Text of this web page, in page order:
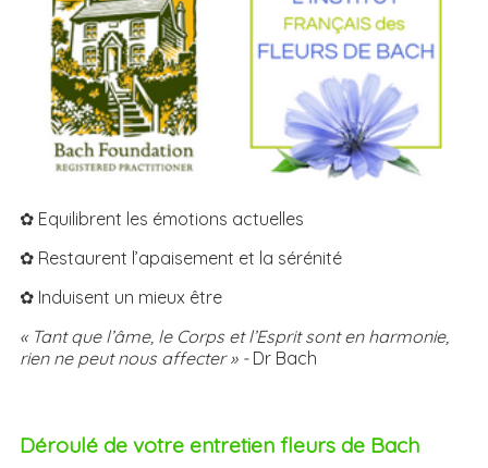
✿ Equilibrent les émotions actuelles
✿ Restaurent l’apaisement et la sérénité
✿ Induisent un mieux être
« Tant que l’âme, le Corps et l’Esprit sont en harmonie,
rien ne peut nous affecter » - Dr Bach
Déroulé de votre entretien fleurs de Bach